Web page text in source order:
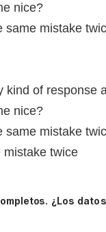
nice?
same mistake
of response
nice?
same mistake
mistake twice
¿Los